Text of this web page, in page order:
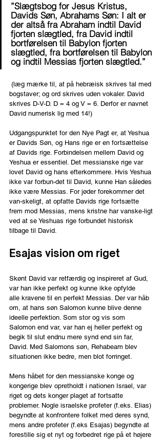
”Slægtsbog for Jesus Kristus,
Davids Søn, Abrahams Søn: I alt er
der altså fra Abraham indtil David
fjorten slægtled, fra David indtil
bortførelsen til Babylon fjorten
slægtled, fra bortførelsen til Babylon
og indtil Messias fjorten slægtled.”
(læg mærke til, at på hebræisk skrives tal med
bogstaver; og ord skrives uden vokaler. David
skrives D-V-D. D = 4 og V = 6. Derfor er navnet
David numerisk lig med 14!)
Udgangspunktet for den Nye Pagt er, at Yeshua
er Davids Søn, og Hans rige er en fortsættelse
af Davids rige. Forbindelsen mellem David og
Yeshua er essentiel. Det messianske rige var
lovet David og hans efterkommere. Hvis Yeshua
ikke var forbun-det til David, kunne Han således
ikke være Messias. For jøder forekommer det
van-skeligt, at opfatte Davids rige fortsætte
frem mod Messias, mens kristne har vanske-ligt
ved at se Yeshuas rige forbundet historisk
tilbage til David.
Esajas vision om riget
Skønt David var retfærdig og inspireret af Gud,
var han ikke perfekt og kunne ikke opfylde
alle kravene til en perfekt Messias. Der var håb
om, at hans søn Salomon kunne blive denne
ideelle perfektion. Som stor og vis som
Salomon end var, var han ej heller perfekt og
begik til slut endnu mere synd end sin far,
David. Med Salomons søn, Rehabeam blev
situationen ikke bedre, men blot forringet.
Mens håbet for den messianske konge og
kongerige blev opretholdt i nationen Israel, var
riget og dets konger plaget af fortsatte
problemer. Nogle israelske profeter (f.eks. Elias)
begyndte at konfrontere folket med deres synd,
mens andre profeter (f.eks Esajas) begyndte at
forestille sig et nyt og forbedret rige på et højere